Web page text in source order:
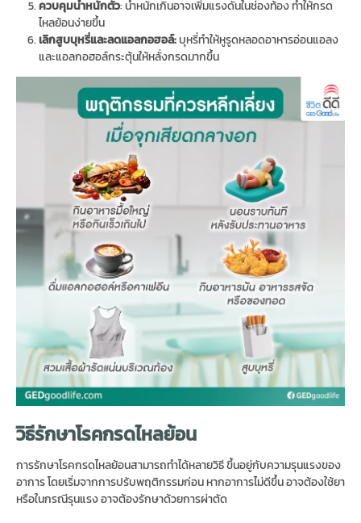
ควบคุมน้ำหนักตัว: น้ำหนักเกินอาจเพิ่มแรงดันในช่องท้อง ทำให้กรด
ไหลย้อนง่ายขึ้น
เลิกสูบบุหรี่และลดแอลกอฮอล์: บุหรี่ทำให้หูรูดหลอดอาหารอ่อนแอลง
และแอลกอฮอล์กระตุ้นให้หลั่งกรดมากขึ้น
วิธีรักษาโรคกรดไหลย้อน
การรักษาโรคกรดไหลย้อนสามารถทำได้หลายวิธี ขึ้นอยู่กับความรุนแรงของ
อาการ โดยเริ่มจากการปรับพฤติกรรมก่อน หากอาการไม่ดีขึ้น อาจต้องใช้ยา
หรือในกรณีรุนแรง อาจต้องรักษาด้วยการผ่าตัด